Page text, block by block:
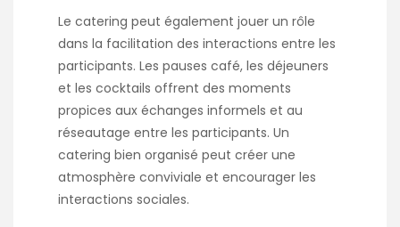
Le catering peut également jouer un rôle
dans la facilitation des interactions entre les
participants. Les pauses café, les déjeuners
et les cocktails offrent des moments
propices aux échanges informels et au
réseautage entre les participants. Un
catering bien organisé peut créer une
atmosphère conviviale et encourager les
interactions sociales.